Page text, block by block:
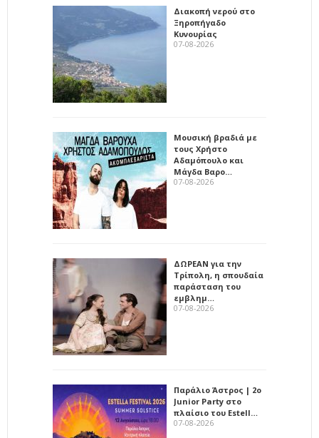
Διακοπή νερού στο
Ξηροπήγαδο
Κυνουρίας
07-08-2026
Μουσική βραδιά με
τους Χρήστο
Αδαμόπουλο και
Μάγδα Βαρο…
07-08-2026
ΔΩΡΕΑΝ για την
Τρίπολη, η σπουδαία
παράσταση του
εμβλημ…
07-08-2026
Παράλιο Άστρος | 2ο
Junior Party στο
πλαίσιο του Estell…
07-08-2026